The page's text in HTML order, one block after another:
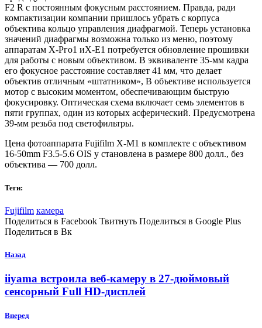
F2 R с постоянным фокусным расстоянием. Правда, ради
компактизации компании пришлось убрать с корпуса
объектива кольцо управления диафрагмой. Теперь установка
значений диафрагмы возможна только из меню, поэтому
аппаратам Х-Рго1 иХ-Е1 потребуется обновление прошивки
для работы с новым объективом. В эквиваленте 35-мм кадра
его фокусное расстояние составляет 41 мм, что делает
объектив отличным «штатником», В объективе используется
мотор с высоким моментом, обеспечивающим быструю
фокусировку. Оптическая схема включает семь элементов в
пяти группах, один из которых асферический. Предусмотрена
39-мм резьба под светофильтры.
Цена фотоаппарата Fujifilm Х-М1 в комплекте с объективом
16-50mm F3.5-5.6 OIS у становлена в размере 800 долл., без
объектива — 700 долл.
Теги:
Fujifilm камера
Поделиться в Facebook Твитнуть Поделиться в Google Plus
Поделиться в Вк
Назад
iiyama встроила веб-камеру в 27-дюймовый
сенсорный Full HD-дисплей
Вперед